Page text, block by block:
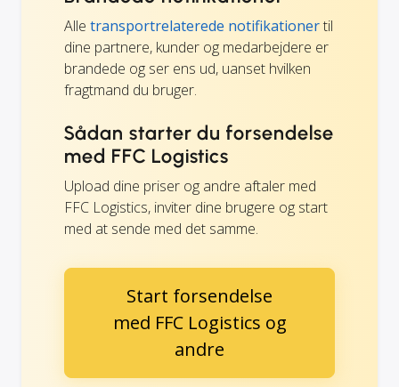
Alle transportrelaterede notifikationertil
dine partnere, kunder og medarbejdere er
brandede og ser ens ud, uanset hvilken
fragtmand du bruger.
Sådan starter du forsendelse
med FFC Logistics
Upload dine priser og andre aftaler med
FFC Logistics, inviter dine brugere og start
med at sende med det samme.
Start forsendelse
med FFC Logistics og
andre